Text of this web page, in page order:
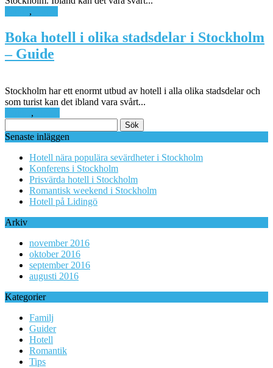
,
Boka hotell i olika stadsdelar i Stockholm
– Guide
Stockholm har ett enormt utbud av hotell i alla olika stadsdelar och
som turist kan det ibland vara svårt...
,
efter:
Senaste inläggen
Hotell nära populära sevärdheter i Stockholm
Konferens i Stockholm
Prisvärda hotell i Stockholm
Romantisk weekend i Stockholm
Hotell på Lidingö
Arkiv
november 2016
oktober 2016
september 2016
augusti 2016
Kategorier
Familj
Guider
Hotell
Romantik
Tips